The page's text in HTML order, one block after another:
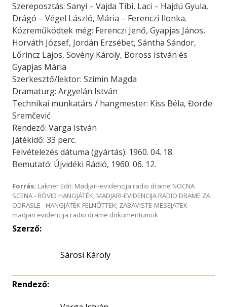
Szereposztás: Sanyi – Vajda Tibi, Laci – Hajdú Gyula,
Drágó – Végel László, Mária – Ferenczi Ilonka.
Közreműködtek még: Ferenczi Jenő, Gyapjas János,
Horváth József, Jordán Erzsébet, Sántha Sándor,
Lőrincz Lajos, Sovény Károly, Boross István és
Gyapjas Mária
Szerkesztő/lektor: Szimin Magda
Dramaturg: Argyelán István
Technikai munkatárs / hangmester: Kiss Béla, Đorđe
Sremčević
Rendező: Varga István
Játékidő: 33 perc.
Felvételezés dátuma (gyártás): 1960. 04. 18.
Bemutató: Újvidéki Rádió, 1960. 06. 12.
Forrás: Lakner Edit: Madjari-evidencija radio drame NOCNA
SCENA - RÖVID HANGJÁTÉK; MADJARI-EVIDENCIJA RADIO DRAME ZA
ODRASLE - HANGJÁTÉK FELNŐTTEK; ZABAVISTE-MESEJATEK -
madjari evidencija radio drame dokumentumok
Szerző:
Sárosi Károly
Rendező: